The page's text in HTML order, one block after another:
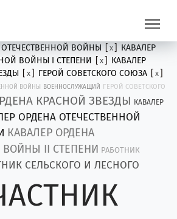
ВОЙНЫ [ x] КАВАЛЕР
ВОЙНЫ I СТЕПЕНИ [ x ] КАВАЛЕР
[ x ] ГЕРОЙ СОВЕТСКОГО СОЮЗА [ x ]
ВОЙНЫ ВОЕННОСЛУЖАЩИЙ ГЕРОЙ СОВЕТСКОГО
КРАСНОЙ ЗВЕЗДЫ КАВАЛЕР
ОРДЕНА ОТЕЧЕСТВЕННОЙ
КАВАЛЕР ОРДЕНА
ВОЙНЫ II СТЕПЕНИ РАБОТНИК
СЕЛЬСКОГО И ЛЕСНОГО